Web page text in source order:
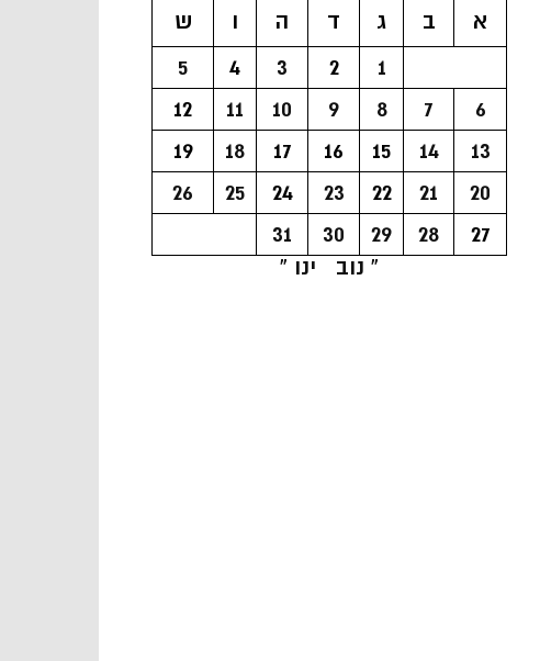
א
ב ג ד ה ו
ש
1
2
3
4
5
6
7
8
9
10
11
12
13
14
15
16
17
18
19
20
21
22
23
24
25
26
27
28
29
30
31
« נוב
ינו »